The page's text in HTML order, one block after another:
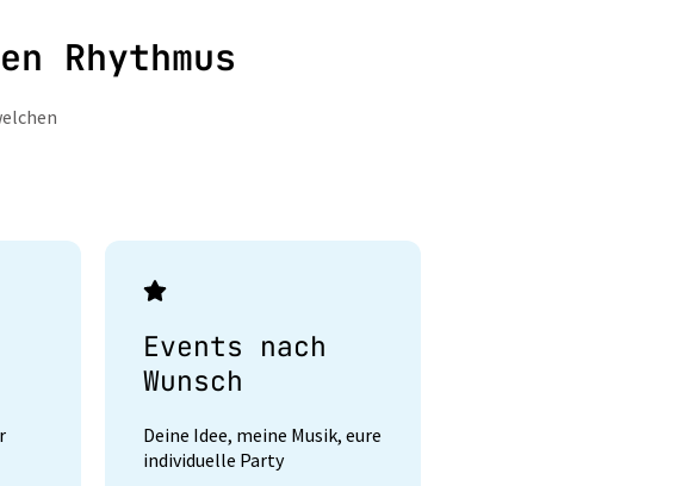
Rhythmus
Events nach
Wunsch
Deine Idee, meine Musik, eure
individuelle Party